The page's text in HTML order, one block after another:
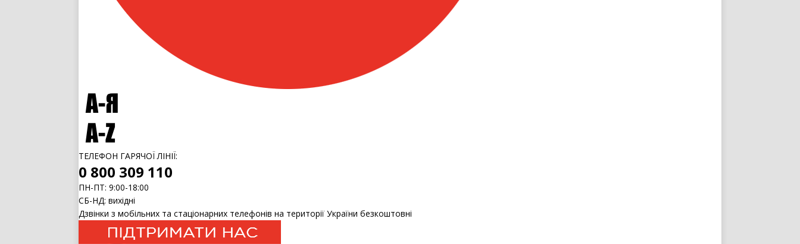
ТЕЛЕФОН ГАРЯЧОЇ ЛІНІЇ:
0 800 309 110
ПН-ПТ: 9:00-18:00
СБ-НД: вихідні
Дзвінки з мобільних та стаціонарних телефонів на території України безкоштовні